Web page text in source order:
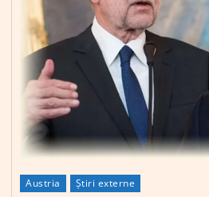
Austria Știri externe